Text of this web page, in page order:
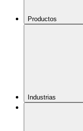
Productos
Industrias